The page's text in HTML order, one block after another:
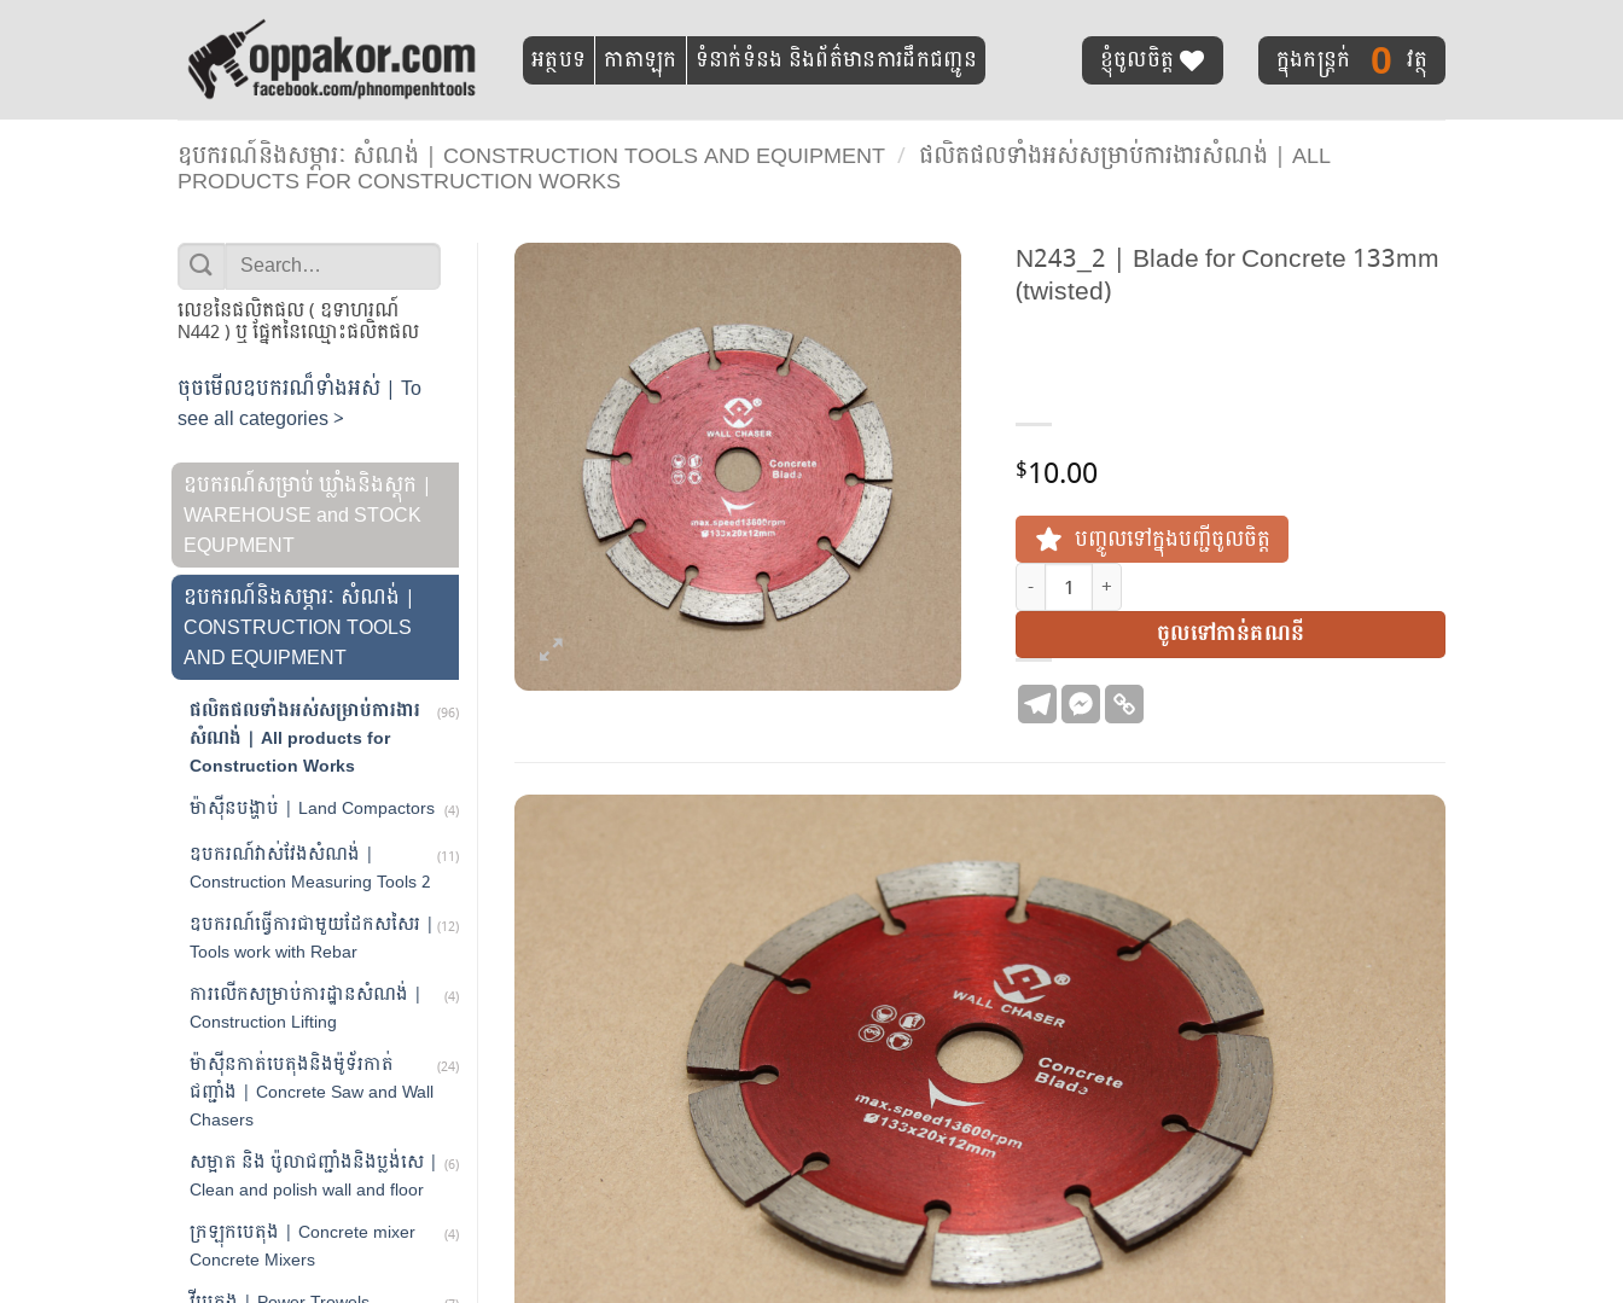
អត្ថបទ កាតាឡុក ទំនាក់ទំនង និងព័ត៌មានការដឹកជញ្ជូន ខ្ញុំចូលចិត្ត ក្នុងកន្ត្រក់ 0 វត្ថុ
ឧបករណ៍និងសម្ភារៈ សំណង់ | CONSTRUCTION TOOLS AND EQUIPMENT / ផលិតផលទាំងអស់សម្រាប់ការងារសំណង់ | ALL
PRODUCTS FOR CONSTRUCTION WORKS
Search
for:
លេខនៃផលិតផល ( ឧទាហរណ៍
N442 ) ឬ ផ្នែកនៃឈ្មោះផលិតផល
ចុចមើលឧបករណ៏ទាំងអស់ | To
see all categories >
ឧបករណ៍សម្រាប់ ឃ្លាំងនិងស្តុក |
WAREHOUSE and STOCK
EQUPMENT
ឧបករណ៍និងសម្ភារៈ សំណង់ |
CONSTRUCTION TOOLS
AND EQUIPMENT
ផលិតផលទាំងអស់សម្រាប់ការងារ
សំណង់ | All products for
Construction Works
(96)
ម៉ាស៊ីនបង្ហាប់ | Land Compactors (4)
ឧបករណ៍វាស់វែងសំណង់ |
Construction Measuring Tools 2
(11)
ឧបករណ៍ធ្វើការជាមួយដែកសសៃរ |
Tools work with Rebar
(12)
ការលើកសម្រាប់ការដ្ឋានសំណង់ |
Construction Lifting
(4)
ម៉ាស៊ីនកាត់បេតុងនិងម៉ូទ័រកាត់
ជញ្ជាំង | Concrete Saw and Wall
Chasers
(24)
សម្អាត និង ប៉ូលាជញ្ជាំងនិងប្លង់សេ |
Clean and polish wall and floor
(6)
ក្រឡុកបេតុង | Concrete mixer
Concrete Mixers
(4)
N243_2 | Blade for Concrete 133mm
(twisted)
$10.00
បញ្ចូលទៅក្នុងបញ្ជីចូលចិត្ត
N243_2 | Blade for Concrete 133mm (twisted) quantity
ចូលទៅកាន់គណនី